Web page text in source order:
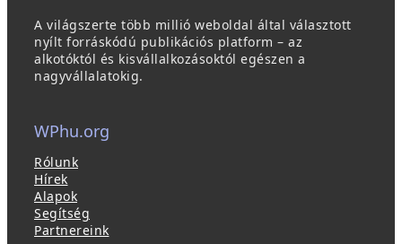
A világszerte több millió weboldal által választott
nyílt forráskódú publikációs platform – az
alkotóktól és kisvállalkozásoktól egészen a
nagyvállalatokig.
WPhu.org
Rólunk
Hírek
Alapok
Segítség
Partnereink